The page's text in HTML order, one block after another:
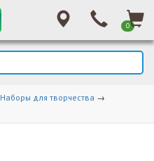
0
Наборы для творчества →